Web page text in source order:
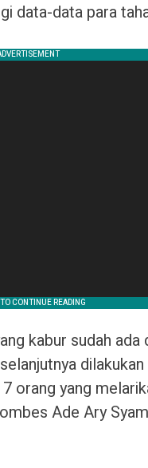
data-data para
kabur sudah
orang yang
Ade Ary